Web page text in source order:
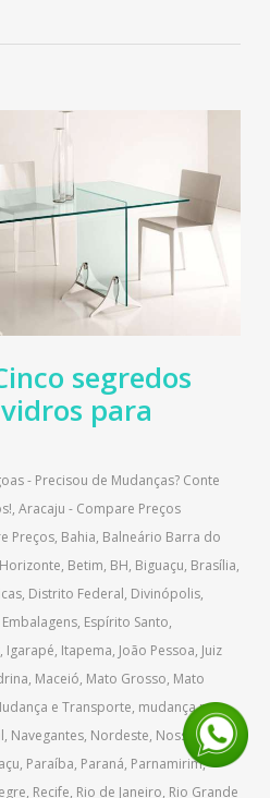
segredos
para
- Precisou de Mudanças? Conte
, Aracaju - Compare Preços
Preços, Bahia, Balneário Barra do
, Betim, BH, Biguaçu, Brasília,
, Distrito Federal, Divinópolis,
Embalagens, Espírito Santo,
, Igarapé, Itapema, João Pessoa, Juiz
, Maceió, Mato Grosso, Mato
e Transporte, mudança para,
, Navegantes, Nordeste, Nossa
, Paraíba, Paraná, Parnamirim,
, Recife, Rio de Janeiro, Rio Grande